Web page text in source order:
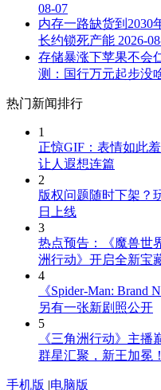
08-07
内存一路缺货到2030
长约锁死产能 2026-
存储暴涨下苹果不会
测：国行万元起步没
热门新闻排行
1
正惊GIF：表情如此
让人遐想连篇
2
版权问题随时下架？
日上线
3
热点预告：《魔兽世
洲行动》开启全新宝
4
《Spider-Man: Brand
另有一张新剧照公开
5
《三角洲行动》主播
群星汇聚，新王加冕！
手机版 |电脑版